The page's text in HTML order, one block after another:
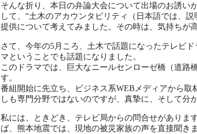
そんな折り、本日の弁論大会について出場のお誘い
して、“土木のアカウンタビリティ（日本語では、
提供について考えてみました。その時は、気持ちが
さて、今年の5月ころ、土木で話題になったテレビ
マということでも話題になりました。
このドラマでは、巨大なニールセンローゼ橋（道路
す。
番組開始に先立ち、ビジネス系WEBメディアから
しも専門分野ではないのですが、真摯に、そして分
私には、ときどき、テレビ局からの問合せがありま
ば、熊本地震では、現地の被災家族の声を直接聞き